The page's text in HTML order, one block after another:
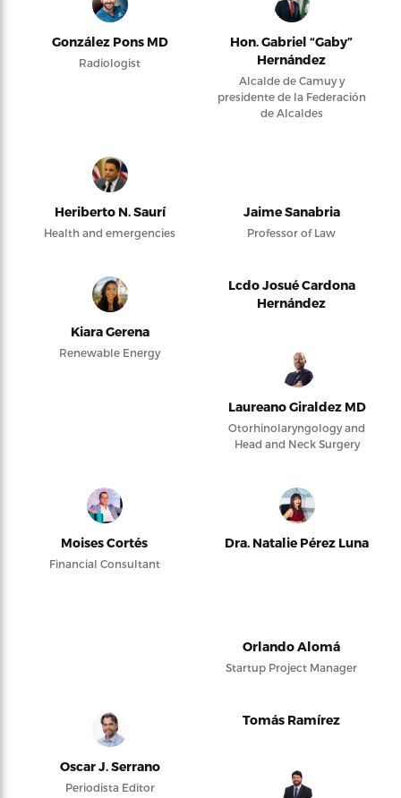
González Pons MD
Radiologist
Hon. Gabriel “Gaby”
Hernández
Alcalde de Camuy y
presidente de la Federación
de Alcaldes
Heriberto N. Saurí
Health and emergencies
Jaime Sanabria
Professor of Law
Kiara Gerena
Renewable Energy
Lcdo Josué Cardona
Hernández
Laureano Giraldez MD
Otorhinolaryngology and
Head and Neck Surgery
Moises Cortés
Financial Consultant
Dra. Natalie Pérez Luna
Orlando Alomá
Startup Project Manager
Oscar J. Serrano
Periodista Editor
Tomás Ramírez